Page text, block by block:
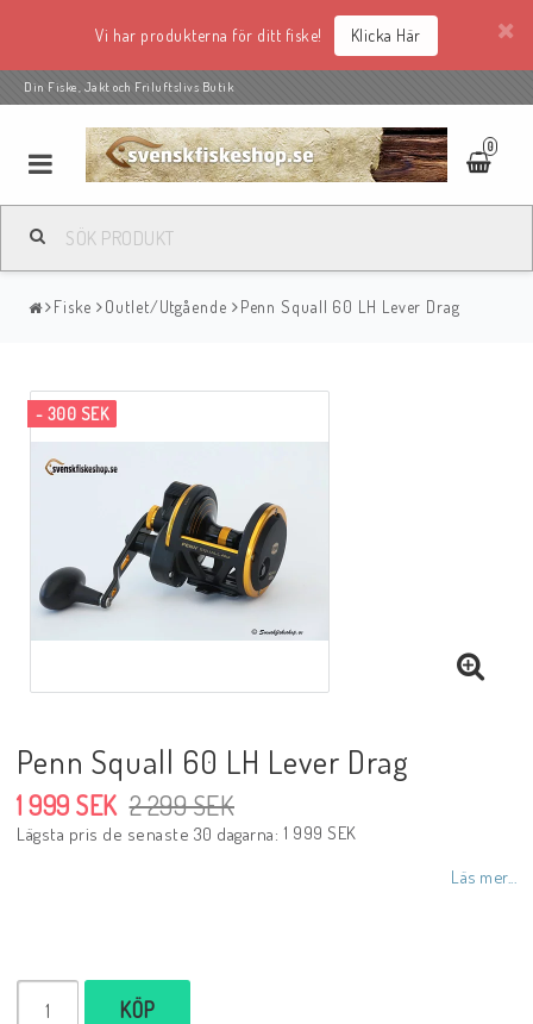
Vi har produkterna för ditt fiske! Klicka Här
Din Fiske, Jakt och Friluftslivs Butik
0
Fiske Outlet/Utgående Penn Squall 60 LH Lever Drag
- 300 SEK
Penn Squall 60 LH Lever Drag
2 299 SEK
1 999 SEK
Lägsta pris de senaste 30 dagarna 1 999 SEK
Läs mer...
KÖP